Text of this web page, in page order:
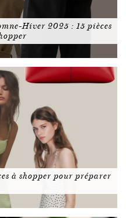
Hiver 2025 : 15 pièces
à shopper pour préparer